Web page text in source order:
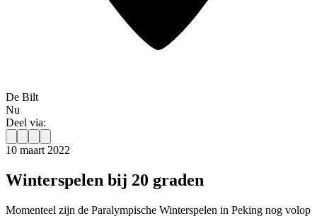
De Bilt
Nu
Deel via:
10 maart 2022
Winterspelen bij 20 graden
Momenteel zijn de Paralympische Winterspelen in Peking nog volop